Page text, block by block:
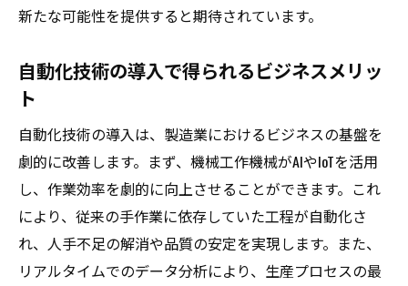
新たな可能性を提供すると期待されています。
自動化技術の導入で得られるビジネスメリッ
ト
自動化技術の導入は、製造業におけるビジネスの基盤を
劇的に改善します。まず、機械工作機械がAIやIoTを活用
し、作業効率を劇的に向上させることができます。これ
により、従来の手作業に依存していた工程が自動化さ
れ、人手不足の解消や品質の安定を実現します。また、
リアルタイムでのデータ分析により、生産プロセスの最